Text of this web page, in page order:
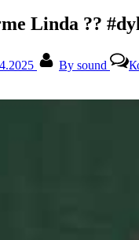
Linda ?️?
By sound